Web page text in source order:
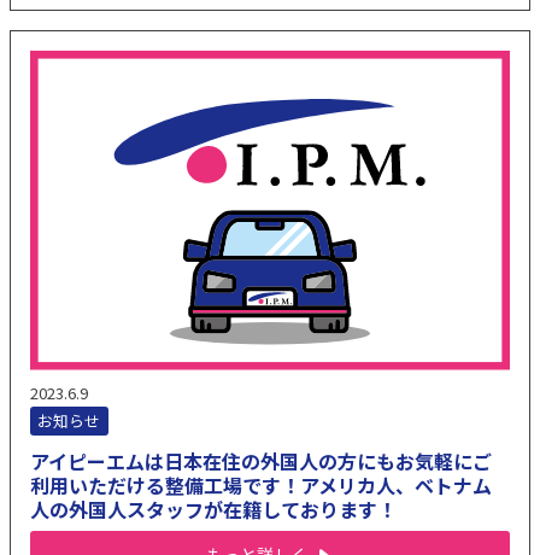
2023.6.9
お知らせ
アイピーエムは日本在住の外国人の方にもお気軽にご
利用いただける整備工場です！アメリカ人、ベトナム
人の外国人スタッフが在籍しております！